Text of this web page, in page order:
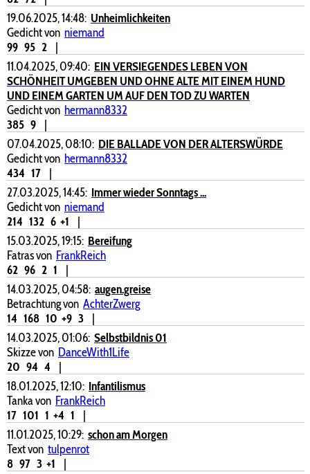
19.06.2025, 14:48: Unheimlichkeiten
Gedicht von niemand
99 95 2
|
11.04.2025, 09:40: EIN VERSIEGENDES LEBEN VON
SCHÖNHEIT UMGEBEN UND OHNE ALTE MIT EINEM HUND
UND EINEM GARTEN UM AUF DEN TOD ZU WARTEN
Gedicht von hermann8332
385 9
|
07.04.2025, 08:10: DIE BALLADE VON DER ALTERSWÜRDE
Gedicht von hermann8332
434 17
|
27.03.2025, 14:45: Immer wieder Sonntags ...
Gedicht von niemand
214 132 6 +1
|
15.03.2025, 19:15: Bereifung
Fatras von FrankReich
62 96 2 1
|
14.03.2025, 04:58: augen.greise
Betrachtung von AchterZwerg
14 168 10 +9 3
|
14.03.2025, 01:06: Selbstbildnis 01
Skizze von DanceWith1Life
20 94 4
|
18.01.2025, 12:10: Infantilismus
Tanka von FrankReich
17 101 1 +4 1
|
11.01.2025, 10:29: schon am Morgen
Text von tulpenrot
8 97 3 +1
|